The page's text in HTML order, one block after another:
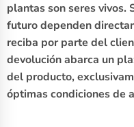
plantas son seres vivos.
futuro dependen
reciba por parte del
devolución abarca un
del producto,
óptimas condiciones de